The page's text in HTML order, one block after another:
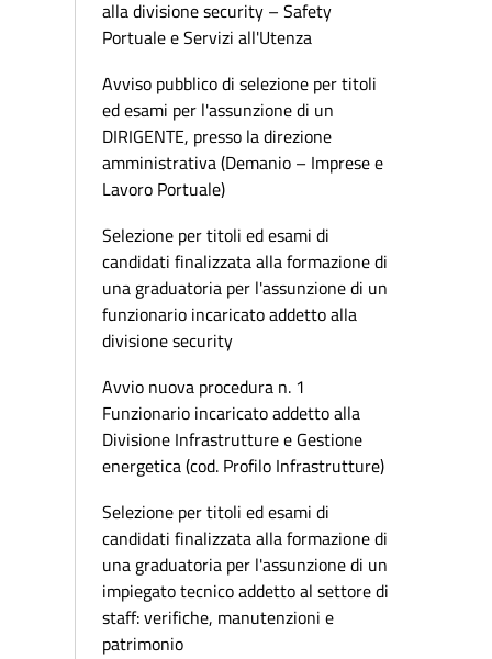
alla divisione security – Safety
Portuale e Servizi all'Utenza
Avviso pubblico di selezione per titoli
ed esami per l'assunzione di un
DIRIGENTE, presso la direzione
amministrativa (Demanio – Imprese e
Lavoro Portuale)
Selezione per titoli ed esami di
candidati finalizzata alla formazione di
una graduatoria per l'assunzione di un
funzionario incaricato addetto alla
divisione security
Avvio nuova procedura n. 1
Funzionario incaricato addetto alla
Divisione Infrastrutture e Gestione
energetica (cod. Profilo Infrastrutture)
Selezione per titoli ed esami di
candidati finalizzata alla formazione di
una graduatoria per l'assunzione di un
impiegato tecnico addetto al settore di
staff: verifiche, manutenzioni e
patrimonio